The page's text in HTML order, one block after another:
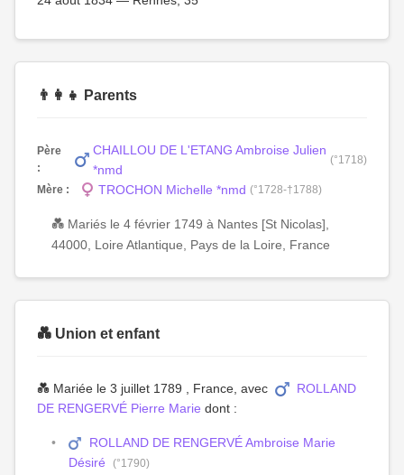
👨‍👩‍👧 Parents
Père
:
CHAILLOU DE L'ETANG Ambroise Julien
*nmd
(°1718)
Mère : TROCHON Michelle *nmd (°1728-†1788)
💑 Mariés le 4 février 1749 à Nantes [St Nicolas],
44000, Loire Atlantique, Pays de la Loire, France
💑 Union et enfant
💑 Mariée le 3 juillet 1789 , France, avec
ROLLAND
DE RENGERVÉ Pierre Marie dont :
ROLLAND DE RENGERVÉ Ambroise Marie
Désiré
(°1790)